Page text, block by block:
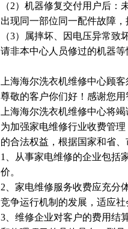
（2）机器修复交付用户后：
出现同一部位同一配件故障
（3）属摔坏、因电压异常
请非本中心人员修过的机器
上海海尔洗衣机维修中心顾
尊敬的客户你们好！感谢您
上海海尔洗衣机维修中心将
为加强家电维修行业收费管
的合法权益，根据国家和省
1、从事家电维修的企业包括
价。
2、家电维修服务收费应充分
竞争运行机制的发展，适应
3、维修企业对客户的费用结